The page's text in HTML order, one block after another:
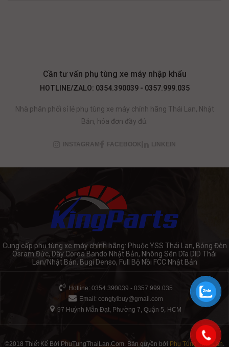
Cần tư vấn phụ tùng xe máy nhập khẩu
HOTLINE/ZALO: 0354.390039 - 0357.999.035
Nhà phân phối sỉ lẻ phụ tùng xe máy chính hãng Thái Lan, Nhật
Bản, hóa đơn đầy đủ.
INSTAGRAM FACEBOOK LINKEIN
Cung cấp phụ tùng xe máy chính hãng: Phuộc YSS Thái Lan, Bóng Đèn
Osram Đức, Dây Coroa Bando Nhật Bản, Nhông Sên Dĩa DID Thái
Lan/Nhật Bản, Bugi Denso, Full Bộ Nồi FCC Nhật Bản
Hotline: 0354.390039 - 0357.999.035
Email: congtyibuy@gmail.com
97 Huỳnh Mẫn Đạt, Phường 7, Quận 5, HCM
©2018 Thiết Kế Bởi PhuTungThaiLan.Com. Bản quyền bởi Phụ Tùng Thái Lan.